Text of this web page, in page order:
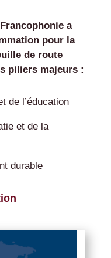
a
pour la
de route
piliers majeurs :
de l’éducation
et de la
durable